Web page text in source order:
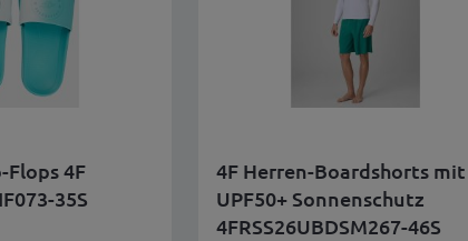
Flops 4F
35S
4F Herren-Boardshorts mit
UPF50+ Sonnenschutz
4FRSS26UBDSM267-46S